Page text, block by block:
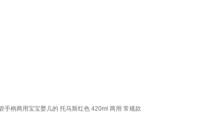
柄两用宝宝婴儿的 托马斯红色 420ml 两用 常规款